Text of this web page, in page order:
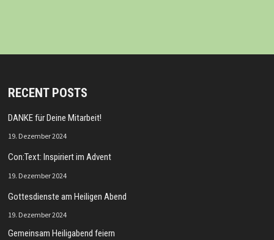
RECENT POSTS
DANKE für Deine Mitarbeit!
19. Dezember 2024
Con:Text: Inspiriert im Advent
19. Dezember 2024
Gottesdienste am Heiligen Abend
19. Dezember 2024
Gemeinsam Heiligabend feiern